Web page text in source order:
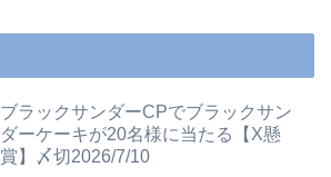
ブラックサンダーCPでブラックサン
ダーケーキが20名様に当たる【X懸
賞】〆切2026/7/10